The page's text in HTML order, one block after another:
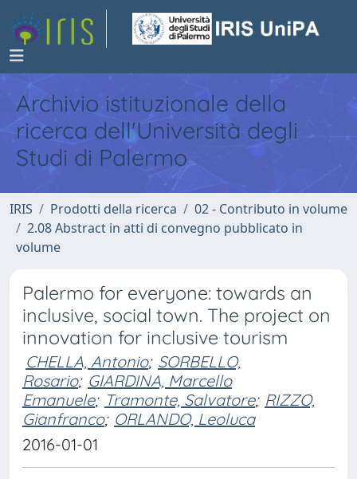
Archivio istituzionale della
ricerca dell'Università degli
Studi di Palermo
IRIS Prodotti della ricerca
02 - Contributo in volume
2.08 Abstract in atti di convegno pubblicato in
volume
Palermo for everyone: towards an
inclusive, social town. The project on
innovation for inclusive tourism
CHELLA, Antonio; SORBELLO,
Rosario; GIARDINA, Marcello
Emanuele; Tramonte, Salvatore; RIZZO,
Gianfranco; ORLANDO, Leoluca
2016-01-01